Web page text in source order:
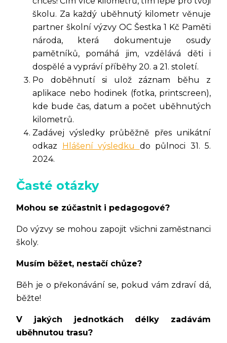
školu. Za každý uběhnutý kilometr věnuje
partner školní výzvy OC Šestka 1 Kč Paměti
národa, která dokumentuje osudy
pamětníků, pomáhá jim, vzdělává děti i
dospělé a vypráví příběhy 20. a 21. století.
Po doběhnutí si ulož záznam běhu z
aplikace nebo hodinek (fotka, printscreen),
kde bude čas, datum a počet uběhnutých
kilometrů.
Zadávej výsledky průběžně přes unikátní
odkaz
Hlášení výsledku do půlnoci 31. 5.
2024.
Časté otázky
Mohou se zúčastnit i pedagogové?
Do výzvy se mohou zapojit všichni zaměstnanci
školy.
Musím běžet, nestačí chůze?
Běh je o překonávání se, pokud vám zdraví dá,
běžte!
V jakých jednotkách délky zadávám
uběhnutou trasu?